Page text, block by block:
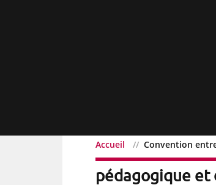
Accueil Convention
Convention
pédagogique et